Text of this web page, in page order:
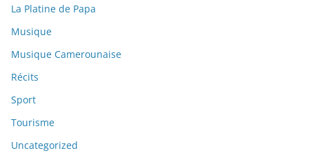
La Platine de Papa
Musique
Musique Camerounaise
Récits
Sport
Tourisme
Uncategorized